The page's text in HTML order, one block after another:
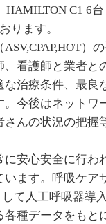
C1 6
ります。
）
、看護師と業者と
な治療条件、最良
。今後はネットワ
さんの状況の把握
に安心安全に行わ
います。呼吸ケア
して人工呼吸器導
各種データをもと